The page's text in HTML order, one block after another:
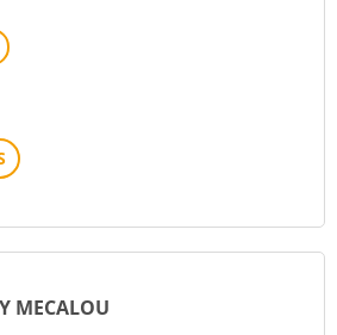
MECALOU